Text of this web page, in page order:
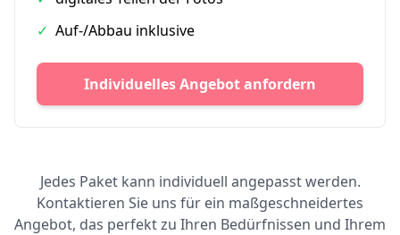
✓ Auf-/Abbau inklusive
Individuelles Angebot anfordern
Jedes Paket kann individuell angepasst werden.
Kontaktieren Sie uns für ein maßgeschneidertes
Angebot, das perfekt zu Ihren Bedürfnissen und Ihrem